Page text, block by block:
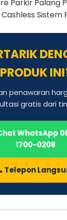
Parkir Palang
Sistem
PRODUK
penawaran
gratis dari
WhatsApp
1700-0209
Telepon